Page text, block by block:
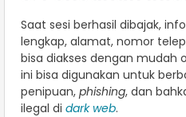
Saat sesi berhasil dibajak,
lengkap, alamat, nomor
bisa diakses dengan mudah
ini bisa digunakan untuk
penipuan, phishing, dan
ilegal di dark web.